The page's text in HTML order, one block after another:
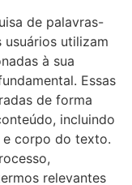
de palavras-
utilizam
à sua
Essas
de forma
incluindo
corpo do texto.
relevantes